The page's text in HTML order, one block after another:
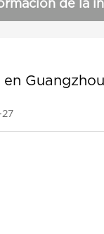
de la
Guangzhou